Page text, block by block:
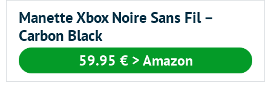
Manette Xbox Noire Sans Fil –
Carbon Black
59.95 € > Amazon